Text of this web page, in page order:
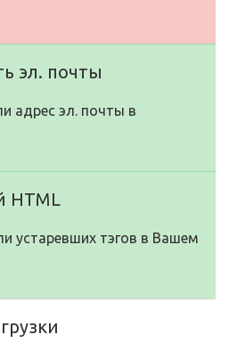
эл. почты
адрес эл. почты в
HTML
устаревших тэгов в Вашем